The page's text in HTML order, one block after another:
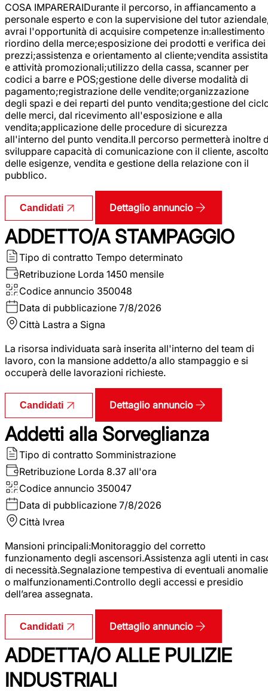
COSA IMPARERAIDurante il percorso, in affiancamento a
personale esperto e con la supervisione del tutor
avrai l'opportunità di acquisire competenze in:allestimento
riordino della merce;esposizione dei prodotti e verifica dei
prezzi;assistenza e orientamento al cliente;vendita assistita
e attività promozionali;utilizzo della cassa, scanner per
codici a barre e POS;gestione delle diverse modalità di
pagamento;registrazione delle vendite;organizzazione
degli spazi e dei reparti del punto vendita;gestione del
delle merci, dal ricevimento all'esposizione e alla
vendita;applicazione delle procedure di sicurezza
all'interno del punto vendita.Il percorso permetterà inoltre
sviluppare capacità di comunicazione con il cliente,
delle esigenze, vendita e gestione della relazione con il
pubblico.
Candidati Dettaglio annuncio
ADDETTO/A STAMPAGGIO
Tipo di contratto Tempo determinato
Retribuzione Lorda 1450 mensile
Codice annuncio 350048
Data di pubblicazione 7/8/2026
Città Lastra a Signa
La risorsa individuata sarà inserita all'interno del team di
lavoro, con la mansione addetto/a allo stampaggio e si
occuperà delle lavorazioni richieste.
Candidati Dettaglio annuncio
Addetti alla Sorveglianza
Tipo di contratto Somministrazione
Retribuzione Lorda 8.37 all'ora
Codice annuncio 350047
Data di pubblicazione 7/8/2026
Città Ivrea
Mansioni principali:Monitoraggio del corretto
funzionamento degli ascensori.Assistenza agli utenti in
di necessità.Segnalazione tempestiva di eventuali anomalie
o malfunzionamenti.Controllo degli accessi e presidio
dell’area assegnata.
Candidati Dettaglio annuncio
ADDETTA/O ALLE PULIZIE
INDUSTRIALI